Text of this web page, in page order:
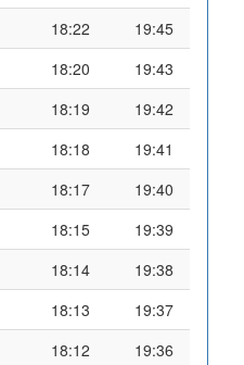
18:22
19:45
18:20
19:43
18:19
19:42
18:18
19:41
18:17
19:40
18:15
19:39
18:14
19:38
18:13
19:37
18:12 19:36